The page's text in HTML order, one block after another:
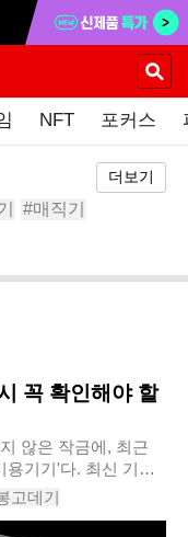
NFT 포커스
더보기
#매직기
꼭 확인해야 할
않은 작금에, 최근
용기기'다. 최신 기술
할 수 있도록 만들어
고데기
링 #미용기기